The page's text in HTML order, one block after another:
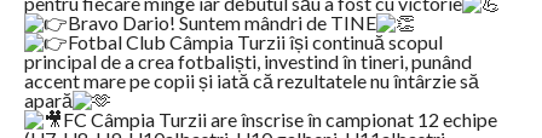
Bravo Dario! Suntem mândri de TINE
Fotbal Club Câmpia Turzii își continuă scopul
principal de a crea fotbaliști, investind în tineri, punând
accent mare pe copii și iată că rezultatele nu întârzie să
apară
FC Câmpia Turzii are înscrise în campionat 12 echipe